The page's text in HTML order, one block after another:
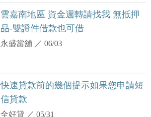
雲嘉南地區 資金週轉請找我 無抵押
品-雙證件借款也可借
永盛當舖 ／06/03
快速貸款前的幾個提示如果您申請短
信貸款
全好貸 ／05/31